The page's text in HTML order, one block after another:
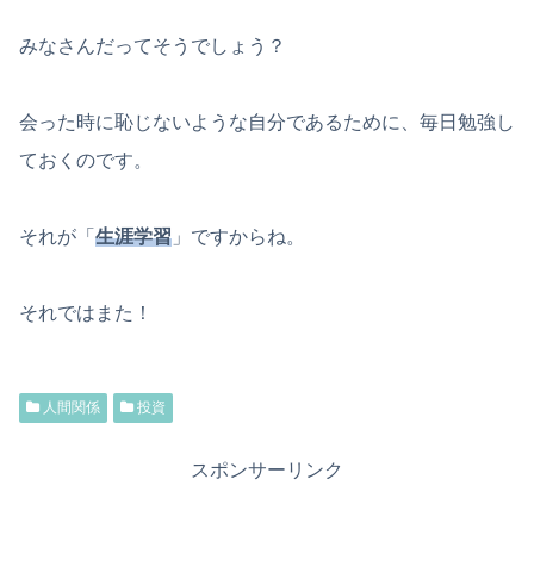
みなさんだってそうでしょう？
会った時に恥じないような自分であるために、毎日勉強し
ておくのです。
それが「 生涯学習 」ですからね。
それではまた！
人間関係 投資
スポンサーリンク